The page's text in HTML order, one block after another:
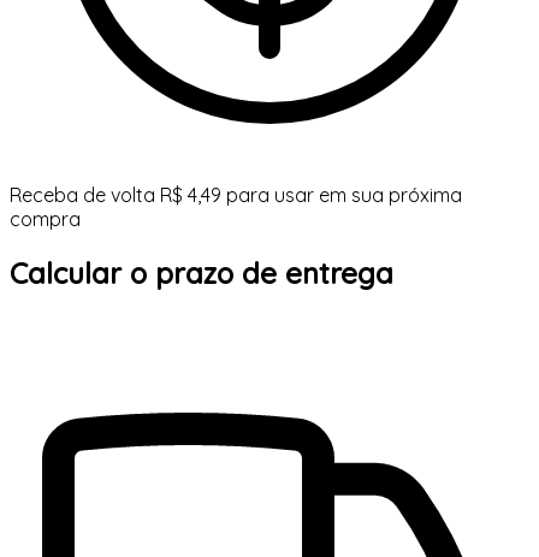
Receba de volta R$ 4,49 para usar em sua próxima
compra
Calcular o prazo de entrega